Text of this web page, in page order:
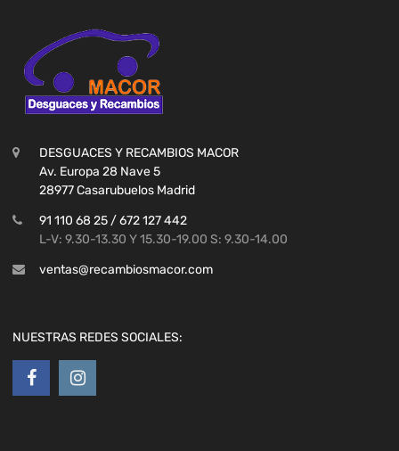
DESGUACES Y RECAMBIOS MACOR
Av. Europa 28 Nave 5
28977 Casarubuelos Madrid
91 110 68 25 / 672 127 442
L-V: 9.30-13.30 Y 15.30-19.00 S: 9.30-14.00
ventas@recambiosmacor.com
NUESTRAS REDES SOCIALES: